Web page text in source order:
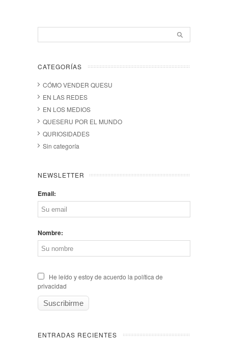
CATEGORÍAS
CÓMO VENDER QUESU
EN LAS REDES
EN LOS MEDIOS
QUESERU POR EL MUNDO
QURIOSIDADES
Sin categoría
NEWSLETTER
Email:
Nombre:
He leído y estoy de acuerdo la política de
privacidad
ENTRADAS RECIENTES